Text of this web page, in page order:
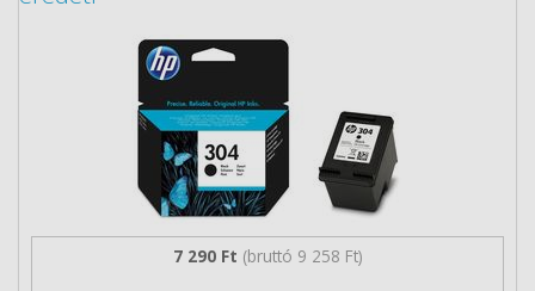
7 290 Ft (bruttó 9 258 Ft)